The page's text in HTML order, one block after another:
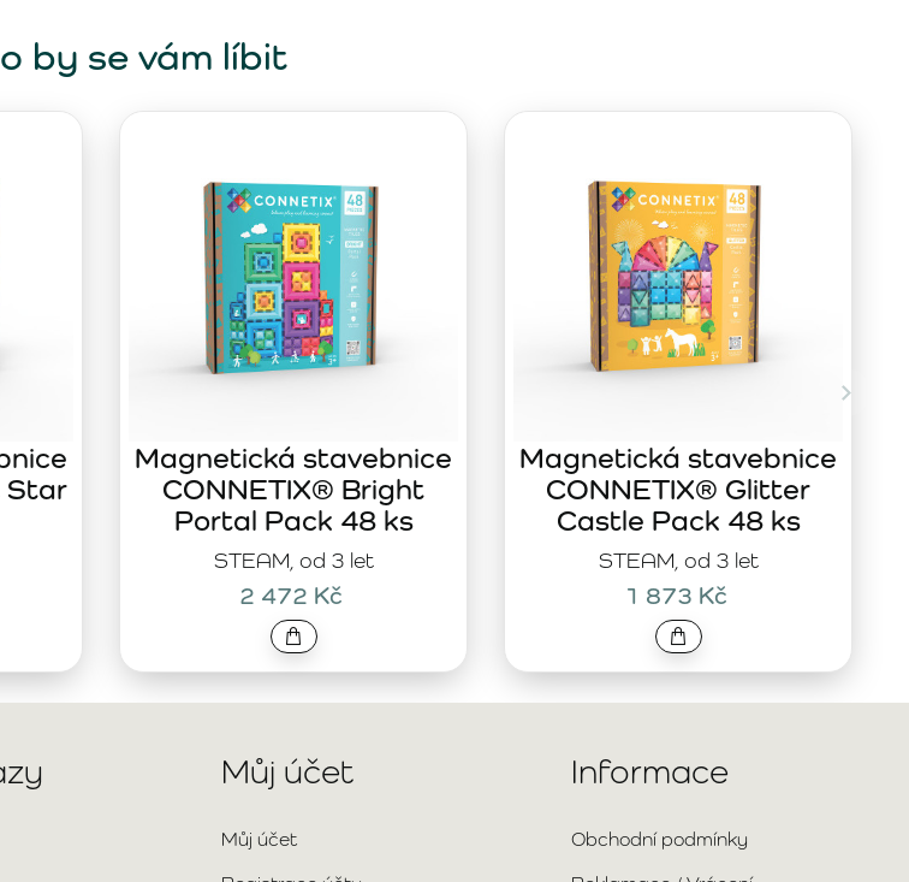
by se vám líbit
Star
STEAM, od 3 let
Magnetická stavebnice
CONNETIX® Bright
Portal Pack 48 ks
2 472 Kč
STEAM, od 3 let
Magnetická stavebnice
CONNETIX® Glitter
Castle Pack 48 ks
1 873 Kč
Můj účet
Můj účet
Informace
Obchodní podmínky